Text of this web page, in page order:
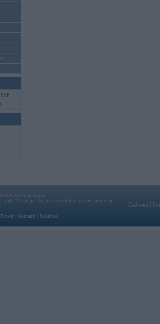
darbojas
gada 14. maija. Tas nav auto klubs un nav saistīts ar
Kontakti Reklāma
Galvena